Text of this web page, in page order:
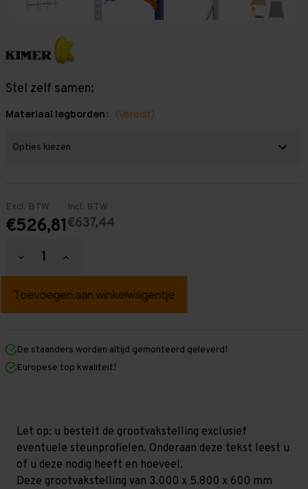
Stel zelf samen:
Materiaal legborden: (Vereist)
Excl. BTW
€526,81
Incl. BTW
€637,44
Hoeveelheid
verlagen
Grootvakstelling
mm
mm
x
600
niveaus
GALVA
Hoeveelheid
verhogen
Grootvakstelling
mm
mm
600
niveaus
GALVA
De staanders worden altijd gemonteerd geleverd!
Europese top kwaliteit!
Let op: u bestelt de grootvakstelling exclusief
eventuele steunprofielen. Onderaan deze tekst leest u
of u deze nodig heeft en hoeveel.
Deze grootvakstelling van 3.000 x 5.800 x 600 mm